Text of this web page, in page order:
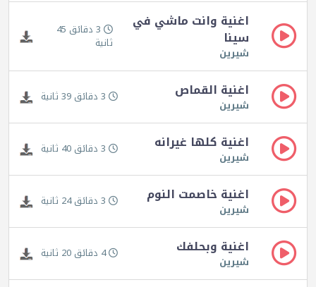
اغنية وانت ماشي في
سينا
شيرين
3 دقائق 45
ثانية
اغنية القماص
شيرين 3 دقائق 39 ثانية
اغنية كلها غيرانه
شيرين 3 دقائق 40 ثانية
اغنية خاصمت النوم
شيرين 3 دقائق 24 ثانية
اغنية وبحلفك
شيرين 4 دقائق 20 ثانية